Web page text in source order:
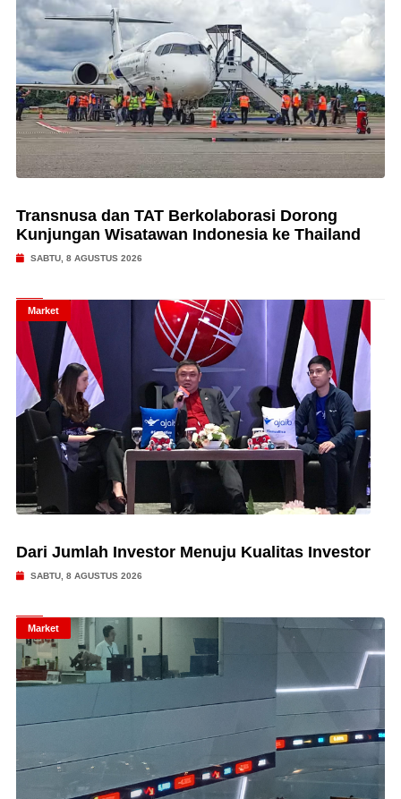
Transnusa dan TAT Berkolaborasi Dorong
Kunjungan Wisatawan Indonesia ke Thailand
SABTU, 8 AGUSTUS 2026
Market
Dari Jumlah Investor Menuju Kualitas Investor
SABTU, 8 AGUSTUS 2026
Market